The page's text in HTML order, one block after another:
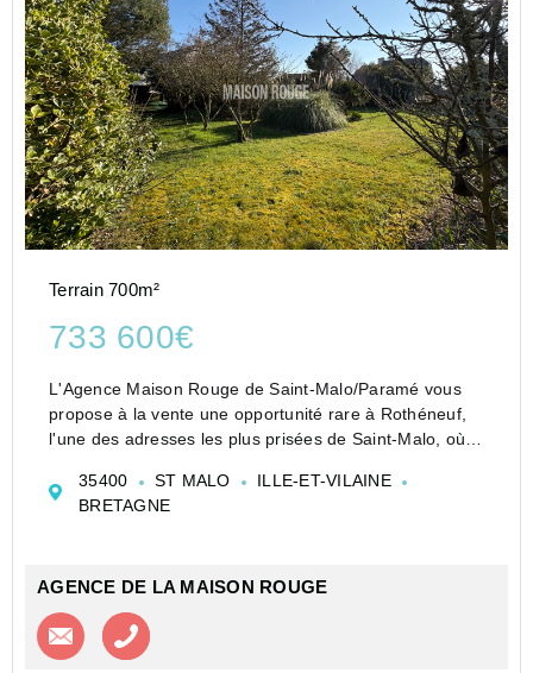
Terrain 700m²
733 600€
L'Agence Maison Rouge de Saint-Malo/Paramé vous
propose à la vente une opportunité rare à Rothéneuf,
l'une des adresses les plus prisées de Saint-Malo, où
mer, dans un environnement p...
35400 ST MALO
ILLE-ET-VILAINE
BRETAGNE
AGENCE DE LA MAISON ROUGE
Contacter l'agence